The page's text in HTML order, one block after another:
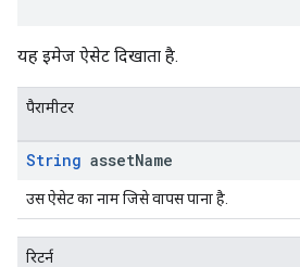
यह इमेज ऐसेट दिखाता है.
पैरामीटर
String assetName
उस ऐसेट का नाम जिसे वापस पाना है.
रिटर्न